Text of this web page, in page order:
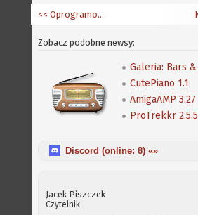
<< Oprogramowanie dla MorphOS-a
Zobacz podobne newsy:
CutePiano 1.1
AmigaAMP 3.27
ProTrekkr 2.5.5
Discord (online: 8) «»
Jacek Piszczek
Czytelnik